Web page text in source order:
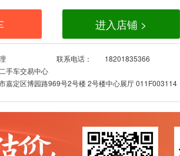
进入店铺 >
联系电话：
18201835366
手车交易中心
嘉定区博园路969号2号楼 2号楼中心展厅 011F003114